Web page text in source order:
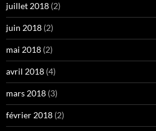
juillet 2018 (2)
juin 2018 (2)
mai 2018 (2)
avril 2018 (4)
mars 2018 (3)
février 2018 (2)